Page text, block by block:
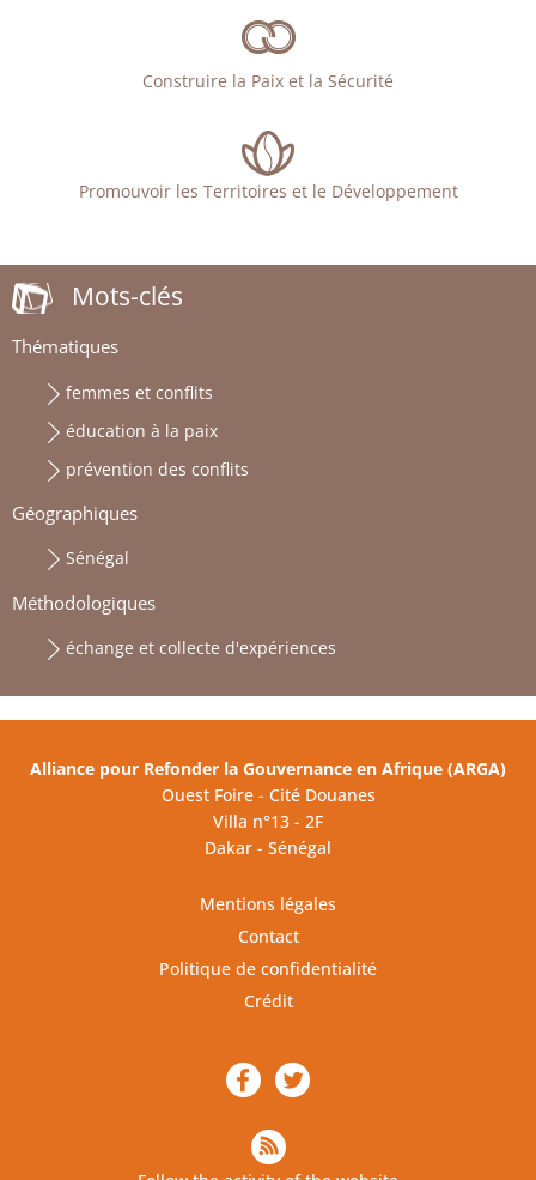
Construire la Paix et la Sécurité
Promouvoir les Territoires et le Développement
Mots-clés
Thématiques
femmes et conflits
éducation à la paix
prévention des conflits
Géographiques
Sénégal
Méthodologiques
échange et collecte d'expériences
Alliance pour Refonder la Gouvernance en Afrique (ARGA)
Ouest Foire - Cité Douanes
Villa n°13 - 2F
Dakar - Sénégal
Mentions légales
Contact
Politique de confidentialité
Crédit